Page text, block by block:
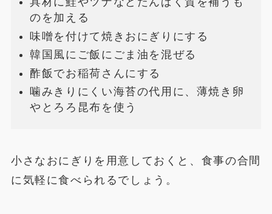
のを加える
味噌を付けて焼きおにぎりにする
韓国風にご飯にごま油を混ぜる
酢飯でお稲荷さんにする
噛みきりにくい海苔の代用に、薄焼き卵
やとろろ昆布を使う
小さなおにぎりを用意しておくと、食事の合間
に気軽に食べられるでしょう。